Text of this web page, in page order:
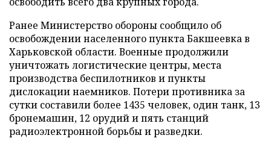
Ранее Министерство обороны сообщило об
освобождении населенного пункта Бакшеевка в
Харьковской области. Военные продолжили
уничтожать логистические центры, места
производства беспилотников и пункты
дислокации наемников. Потери противника за
сутки составили более 1435 человек, один танк, 13
бронемашин, 12 орудий и пять станций
радиоэлектронной борьбы и разведки.